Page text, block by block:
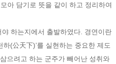
아 담기로 뜻을 같이 하고 정리하여
하는지에서 출발하였다. 경연이란
(公天下)’를 실현하는 중요한 제도
으려고 하는 군주가 빼어난 성취와